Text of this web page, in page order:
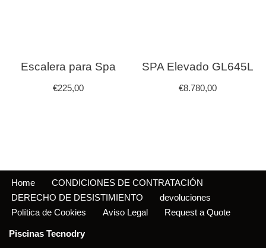
Escalera para Spa
€225,00
SPA Elevado GL645L
€8.780,00
Home
CONDICIONES DE CONTRATACIÓN
DERECHO DE DESISTIMIENTO
devoluciones
Política de Cookies
Aviso Legal Request a Quote
Piscinas Tecnodry